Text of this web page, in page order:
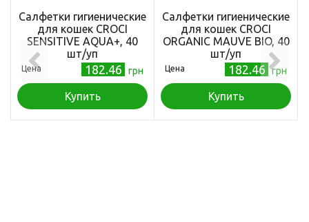
Салфетки гигиенические
для кошек CROCI
SENSITIVE AQUA+, 40
шт/уп
Цена 182.46 грн
Купить
Салфетки гигиенические
для кошек CROCI
ORGANIC MAUVE BIO, 40
шт/уп
Цена 182.46 грн
Купить